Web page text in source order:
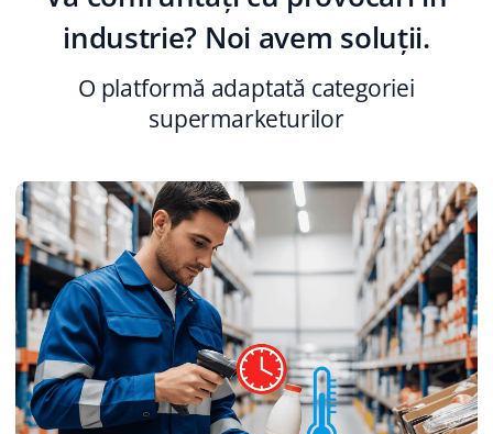
中文
industrie? Noi avem soluții.
O platformă adaptată categoriei
supermarketurilor